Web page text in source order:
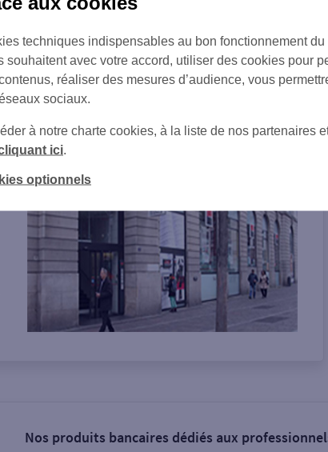
Tout ce qu'il faut savoir...
de l'agence
Nos produits bancaires dédiés aux
techniques indispensables au bon fonctionnement
souhaitent avec votre accord, utiliser des cookies pour
réaliser des mesures d’audience, vous
sociaux.
à notre charte cookies, à la liste de nos partenaires
ici.
optionnels